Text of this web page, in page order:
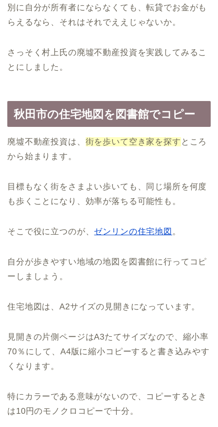
別に自分が所有者にならなくても、転貸でお金がも
らえるなら、それはそれでええじゃないか。
さっそく村上氏の廃墟不動産投資を実践してみるこ
とにしました。
秋田市の住宅地図を図書館でコピー
廃墟不動産投資は、 街を歩いて空き家を探す ところ
から始まります。
目標もなく街をさまよい歩いても、同じ場所を何度
も歩くことになり、効率が落ちる可能性も。
そこで役に立つのが、 ゼンリンの住宅地図 。
自分が歩きやすい地域の地図を図書館に行ってコピ
ーしましょう。
住宅地図は、A2サイズの見開きになっています。
見開きの片側ページはA3たてサイズなので、縮小率
70％にして、A4版に縮小コピーすると書き込みやす
くなります。
特にカラーである意味がないので、コピーするとき
は10円のモノクロコピーで十分。